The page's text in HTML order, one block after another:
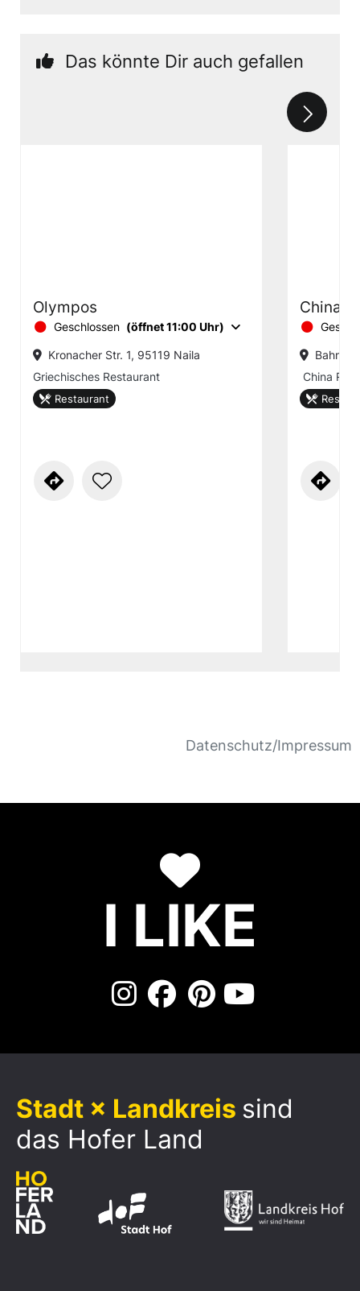
Das könnte Dir auch gefallen
Olympos
Geschlossen (öffnet 11:00 Uhr)
Kronacher Str. 1, 95119 Naila
Griechisches Restaurant
Restaurant
China
China
Datenschutz/Impressum
I LIKE
Stadt × Landkreis sind
das Hofer Land